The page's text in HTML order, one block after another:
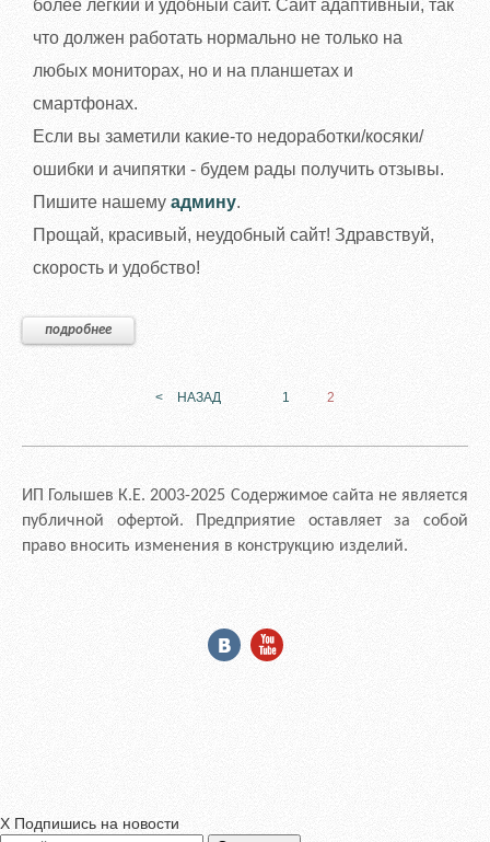
более лёгкий и удобный сайт. Сайт адаптивный, так
что должен работать нормально не только на
любых мониторах, но и на планшетах и
смартфонах.
Если вы заметили какие-то недоработки/косяки/
ошибки и ачипятки - будем рады получить отзывы.
Пишите нашему админу.
Прощай, красивый, неудобный сайт! Здравствуй,
скорость и удобство!
подробнее
< НАЗАД 1 2
ИП Голышев К.Е. 2003-2025 Содержимое сайта не является
публичной офертой. Предприятие оставляет за собой
право вносить изменения в конструкцию изделий.
X Подпишись на новости